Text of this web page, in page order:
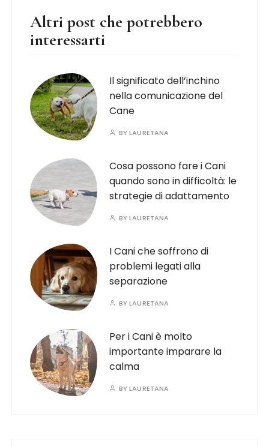
Altri post che potrebbero
interessarti
Il significato dell’inchino
nella comunicazione del
Cane
BYLAURETANA
Cosa possono fare i Cani
quando sono in difficoltà: le
strategie di adattamento
BYLAURETANA
I Cani che soffrono di
problemi legati alla
separazione
BYLAURETANA
Per i Cani è molto
importante imparare la
calma
BYLAURETANA